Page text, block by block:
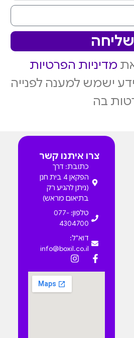
מדיניות הפרטיות
ישמש למענה לפנייה
בה
שליחה
צרו איתנו קשר
כתובת: דרך
הפקאן 4 בית חנן
(ניתן להגיע רק
בתיאום מראש)
טלפון: 077-
4304700
דוא"ל:
info@boxil.co.il